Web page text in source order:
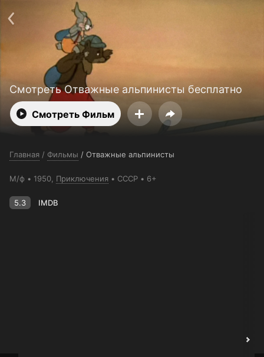
Смотреть Отважные альпинисты бесплатно
Смотреть Фильм
Главная / Фильмы / Отважные альпинисты
М/ф 1950, Приключения СССР 6+
5.3 IMDB
support@24h.tv
Пользовательское соглашение
Политика конфиденциальности
Открыть приложение
Установить на ТВ
Бесплатные каналы